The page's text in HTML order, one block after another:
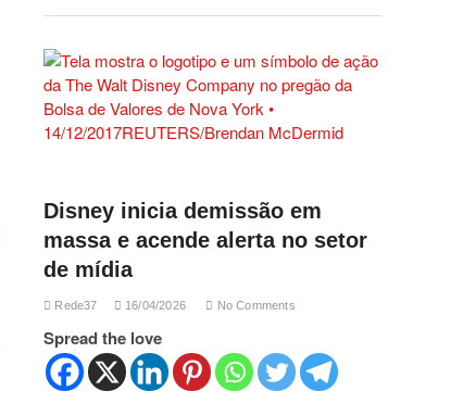
Disney inicia demissão em
massa e acende alerta no setor
de mídia
Rede37 16/04/2026 No Comments
Spread the love